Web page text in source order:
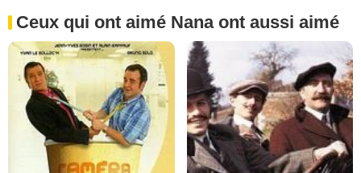
Ceux qui ont aimé Nana ont aussi aimé